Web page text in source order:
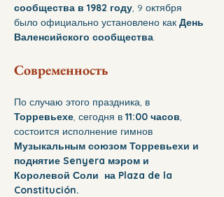
сообщества в 1982 году , 9 октября
было официально установлено как День
Валенсийского сообщества
Современность
По случаю этого праздника, в
Торревьехе , сегодня в 11:00 часов
состоится исполнение гимнов
Музыкальным союзом Торревьехи и
поднятие Senyera мэром и
Королевой Соли  на Plaza de la
Constitución.